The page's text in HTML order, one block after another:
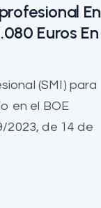
En
Euros En
(SMI) para
en el BOE
2023, de 14 de